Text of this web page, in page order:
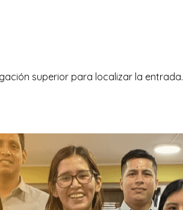
superior para localizar la entrada.